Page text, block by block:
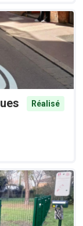
Réalisé